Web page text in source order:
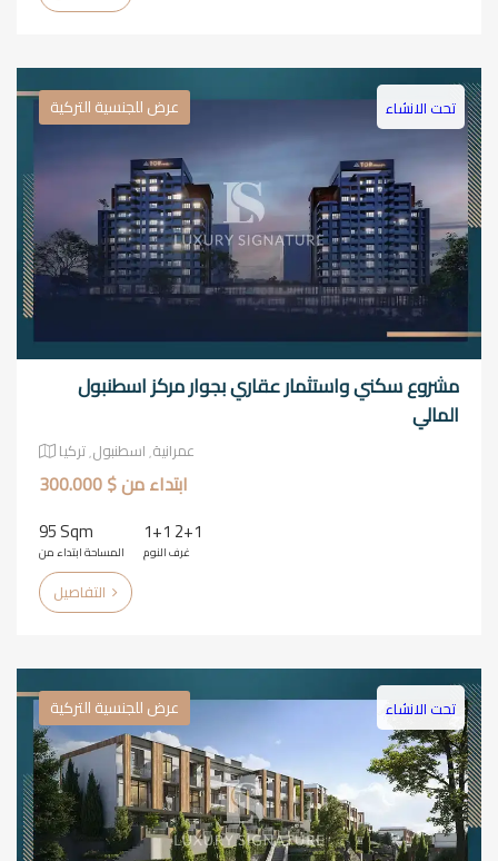
عرض للجنسية التركية تحت الانشاء
مشروع سكني واستثمار عقاري بجوار مركز اسطنبول
المالي
عمرانية٬ اسطنبول٬ تركيا
ابتداء من $ 300.000
95 Sqm
المساحة ابتداء من
1+1 2+1
غرف النوم
عرض للجنسية التركية تحت الانشاء